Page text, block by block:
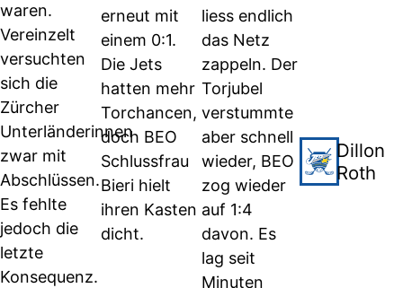
waren.
Vereinzelt
versuchten
sich die
Zürcher
Unterländerinnen
zwar mit
Abschlüssen.
Es fehlte
jedoch die
letzte
Konsequenz.
erneut mit
einem 0:1.
Die Jets
hatten mehr
Torchancen,
doch BEO
Schlussfrau
Bieri hielt
ihren Kasten
dicht.
liess endlich
das Netz
zappeln. Der
Torjubel
verstummte
aber schnell
wieder, BEO
zog wieder
auf 1:4
davon. Es
lag seit
Minuten
Dillon
Roth